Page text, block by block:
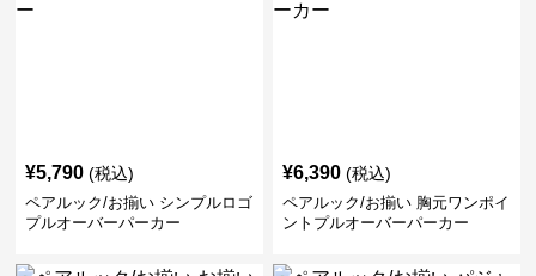
¥5,790 (税込)
ペアルック/お揃い シンプルロゴ
プルオーバーパーカー
¥6,390 (税込)
ペアルック/お揃い 胸元ワンポイ
ントプルオーバーパーカー